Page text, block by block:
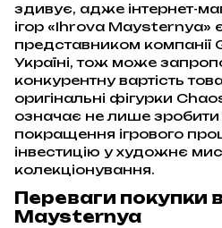
здивує, адже інтернет-
ігор «Ihrova Maysternya»
представником компанії
Україні, тож може
конкурентну вартість
оригінальні фігурки
означає не лише зробити
покращення ігрового
інвестицію у художнє
колекціонування.
Переваги покупки
Maysternya